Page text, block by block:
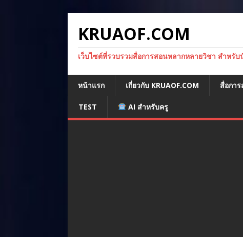
KRUAOF.COM
เว็บไซต์ที่รวบรวมสื่อการสอนหลากหลายวิชา สำหรั
หน้าแรก เกี่ยวกับ KRUAOF.COM สื่อการ
TEST AI สำหรับครู